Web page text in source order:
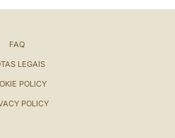
FAQ
LEGAIS
POLICY
POLICY